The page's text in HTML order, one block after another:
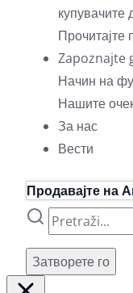
купувачите
Прочитајте
Zapoznajte
Начин на
Нашите
За нас
Вести
Продавајте на
Затворете го